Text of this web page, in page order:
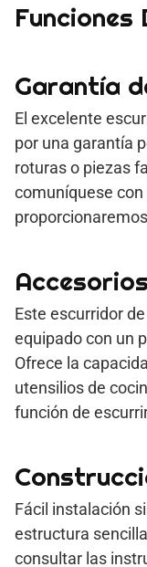
Garantía
El excelente
por una garantía
roturas o piezas
comuníquese
Este escurridor
equipado con un
Ofrece la
utensilios de
función de
Fácil instalación
estructura
consultar las